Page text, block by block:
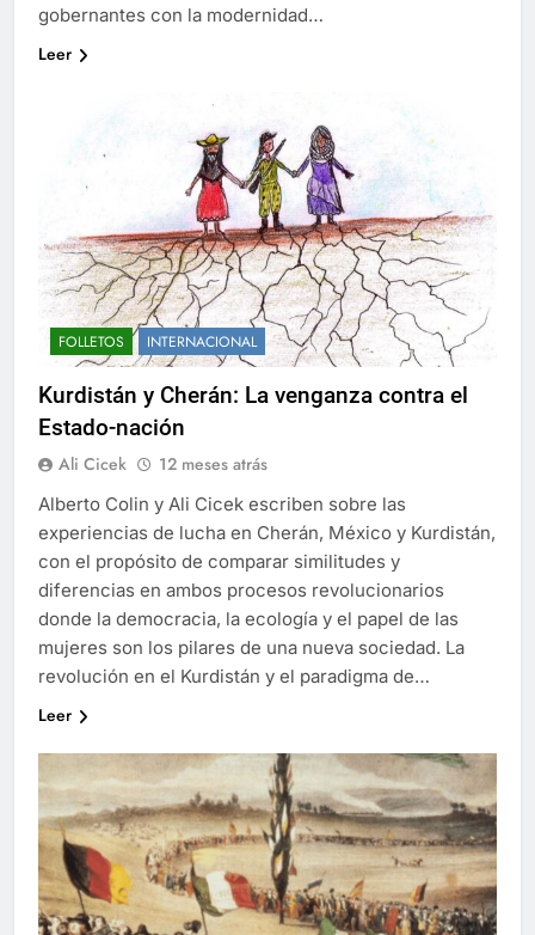
gobernantes con la modernidad…
Leer
FOLLETOS INTERNACIONAL
Kurdistán y Cherán: La venganza contra el
Estado-nación
Ali Cicek 12 meses atrás
Alberto Colin y Ali Cicek escriben sobre las
experiencias de lucha en Cherán, México y Kurdistán,
con el propósito de comparar similitudes y
diferencias en ambos procesos revolucionarios
donde la democracia, la ecología y el papel de las
mujeres son los pilares de una nueva sociedad. La
revolución en el Kurdistán y el paradigma de…
Leer